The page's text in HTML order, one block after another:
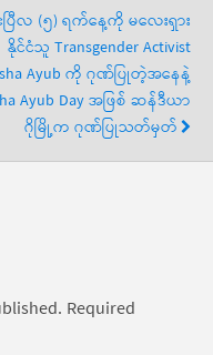
ြီလ (၅) ရက်နေ့ကို မလေးရှား
နိုင်ငံသူ Transgender Activist
Ayub ကို ဂုဏ်ပြုတဲ့အနေနဲ့
Ayub Day အဖြစ် ဆန်ဒီယာ
ဂိုမြို့က ဂုဏ်ပြုသတ်မှတ်
Required